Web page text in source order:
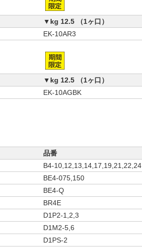
▼kg 12.5 （1ヶ口）
EK-10AR3
▼kg 12.5 （1ヶ口）
EK-10AGBK
品番
B4-10,12,13,14,17,19,21,22,24
BE4-075,150
BE4-Q
BR4E
D1P2-1,2,3
D1M2-5,6
D1PS-2